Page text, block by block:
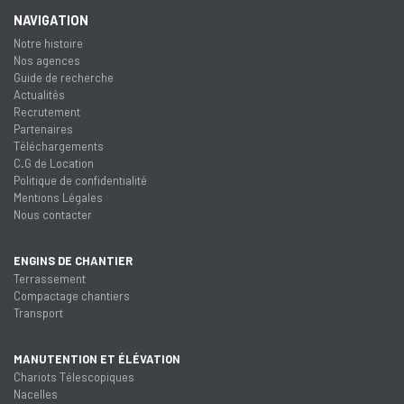
NAVIGATION
Notre histoire
Nos agences
Guide de recherche
Actualités
Recrutement
Partenaires
Téléchargements
C.G de Location
Politique de confidentialité
Mentions Légales
Nous contacter
ENGINS DE CHANTIER
Terrassement
Compactage chantiers
Transport
MANUTENTION ET ÉLÉVATION
Chariots Télescopiques
Nacelles